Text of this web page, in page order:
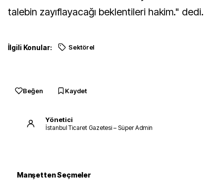
talebin zayıflayacağı beklentileri hakim." dedi.
İlgili Konular: Sektörel
Beğen Kaydet
Yönetici
İstanbul Ticaret Gazetesi – Süper Admin
Manşetten Seçmeler